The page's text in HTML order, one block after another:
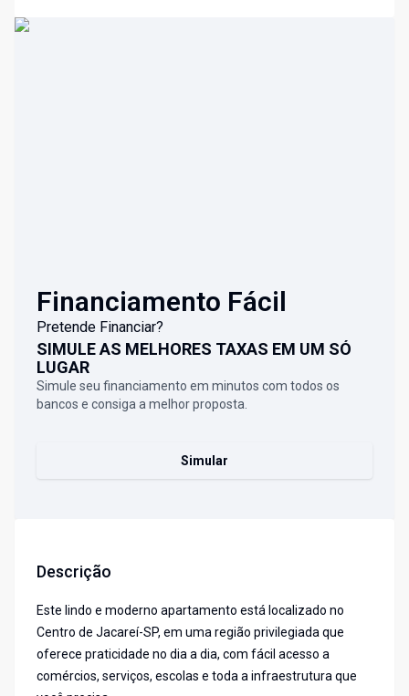
Financiamento Fácil
Pretende Financiar?
SIMULE AS MELHORES TAXAS EM UM SÓ
LUGAR
Simule seu financiamento em minutos com todos os
bancos e consiga a melhor proposta.
Simular
Descrição
Este lindo e moderno apartamento está localizado no
Centro de Jacareí-SP, em uma região privilegiada que
oferece praticidade no dia a dia, com fácil acesso a
comércios, serviços, escolas e toda a infraestrutura que